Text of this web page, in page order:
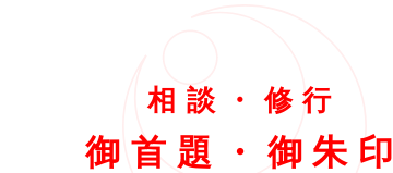
相談・修行
御首題・御朱印